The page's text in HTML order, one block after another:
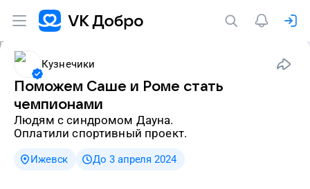
Кузнечики
Поможем Саше и Роме стать
чемпионами
людям с синдромом Дауна.
Оплатили спортивный проект.
Ижевск До 3 апреля 2024